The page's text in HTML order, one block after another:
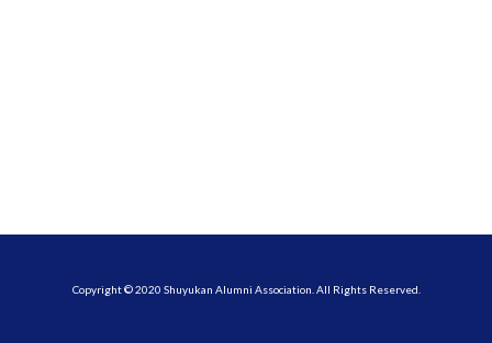
Copyright © 2020 Shuyukan Alumni Association. All Rights Reserved.